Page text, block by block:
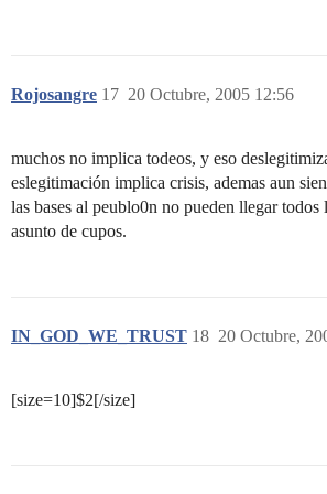
Rojosangre 20 Octubre, 2005 12:56
17
muchos no implica todeos, y eso
eslegitimación implica crisis, ademas aun
las bases al peublo0n no pueden llegar todos
asunto de cupos.
IN_GOD_WE_TRUST 20 Octubre,
18
[size=10]$2[/size]